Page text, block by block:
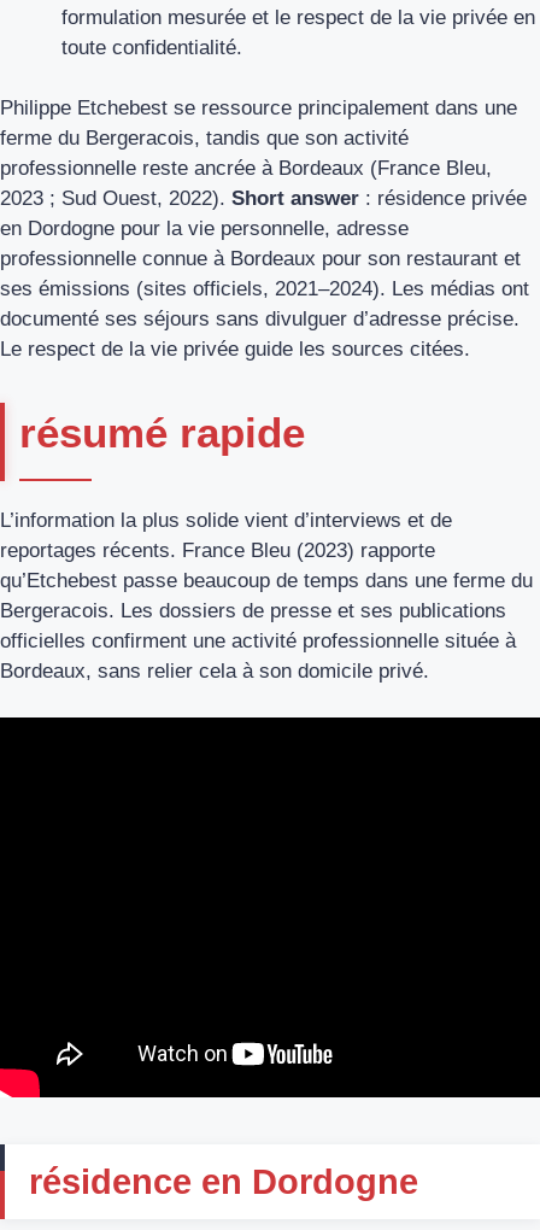
formulation mesurée et le respect de la vie privée en
toute confidentialité.
Philippe Etchebest se ressource principalement dans une
ferme du Bergeracois, tandis que son activité
professionnelle reste ancrée à Bordeaux (France Bleu,
2023 ; Sud Ouest, 2022). Short answer : résidence privée
en Dordogne pour la vie personnelle, adresse
professionnelle connue à Bordeaux pour son restaurant et
ses émissions (sites officiels, 2021–2024). Les médias ont
documenté ses séjours sans divulguer d’adresse précise.
Le respect de la vie privée guide les sources citées.
résumé rapide
L’information la plus solide vient d’interviews et de
reportages récents. France Bleu (2023) rapporte
qu’Etchebest passe beaucoup de temps dans une ferme du
Bergeracois. Les dossiers de presse et ses publications
officielles confirment une activité professionnelle située à
Bordeaux, sans relier cela à son domicile privé.
résidence en Dordogne